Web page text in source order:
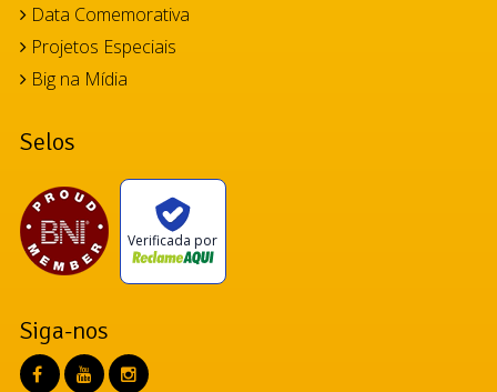
Data Comemorativa
Projetos Especiais
Big na Mídia
Selos
Verificada por
Siga-nos